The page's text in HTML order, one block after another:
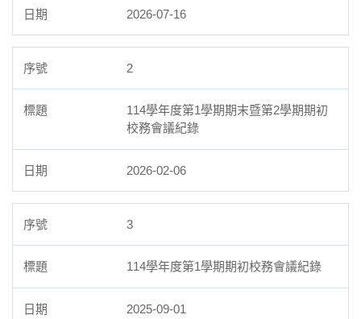
2026-07-16
2
114學年度第1學期期末暨第2學期期初
校務會議紀錄
2026-02-06
3
114學年度第1學期期初校務會議紀錄
2025-09-01